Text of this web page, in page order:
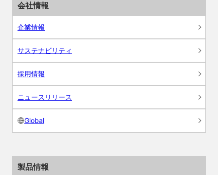
会社情報
企業情報
サステナビリティ
採用情報
ニュースリリース
Global
製品情報